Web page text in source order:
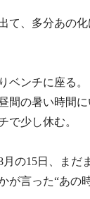
て、多分あの化
ンチに座る。
間の暑い時間
で少し休む。
の15日、まだ
言った“あの